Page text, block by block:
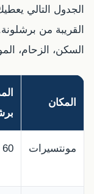
الجدول التالي
القريبة من
السكن، الزحام،
المكان
مونتسيرات 60 إلى 90 دقيقة تقريبًا